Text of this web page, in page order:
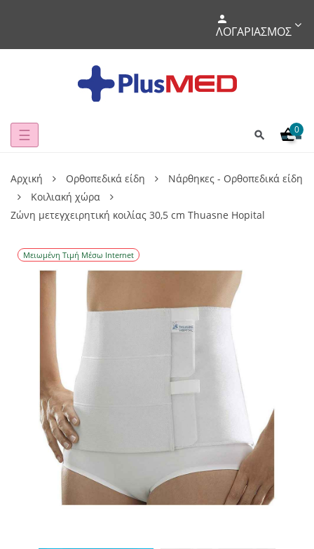
ΛΟΓΑΡΙΑΣΜΌΣ
Toggle
☰ 0
Αρχική Ορθοπεδικά είδη
Νάρθηκες - Ορθοπεδικά είδη
Κοιλιακή χώρα
Ζώνη μετεγχειρητική κοιλίας 30,5 cm Thuasne Hopital
Μειωμένη Τιμή Μέσω Internet